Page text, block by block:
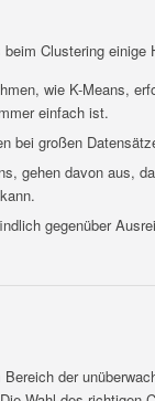
Clustering einige
wie K-Means,
einfach ist.
bei großen
gehen davon aus,
gegenüber
der